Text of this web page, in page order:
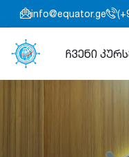
info@equator.ge
ჩვენი